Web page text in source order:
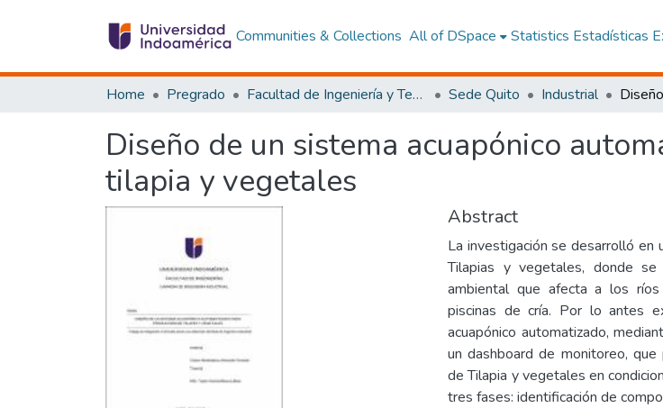
Communities & Collections All of DSpace Statistics Estadísticas
Home Pregrado Facultad de Ingeniería y Tecnologías de la Información y la Comunicación Sede Quito Industrial
Diseño de un sistema acuapónico
tilapia y vegetales
Abstract
La investigación se desarrolló en
Tilapias y vegetales, donde se
ambiental que afecta a los
piscinas de cría. Por lo antes
acuapónico automatizado,
un dashboard de monitoreo,
de Tilapia y vegetales en
tres fases: identificación de